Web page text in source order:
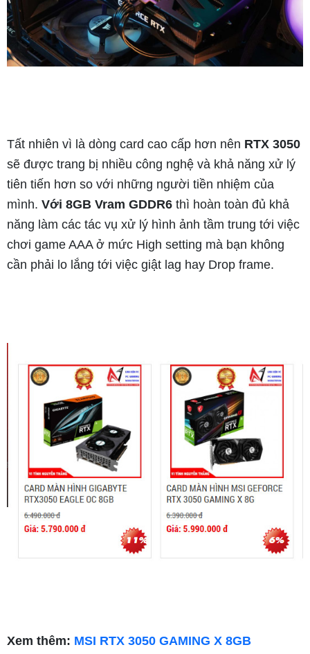
Tất nhiên vì là dòng card cao cấp hơn nên RTX 3050
sẽ được trang bị nhiều công nghệ và khả năng xử lý
tiên tiến hơn so với những người tiền nhiệm của
mình. Với 8GB Vram GDDR6 thì hoàn toàn đủ khả
năng làm các tác vụ xử lý hình ảnh tầm trung tới việc
chơi game AAA ở mức High setting mà bạn không
cần phải lo lắng tới việc giật lag hay Drop frame.
Xem thêm: MSI RTX 3050 GAMING X 8GB